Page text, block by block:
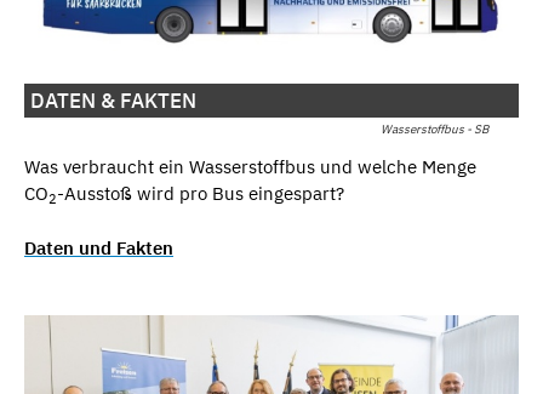
Wasserstoffbus - SB
DATEN & FAKTEN
Was verbraucht ein Wasserstoffbus und welche Menge
CO2-Ausstoß wird pro Bus eingespart?
Daten und Fakten